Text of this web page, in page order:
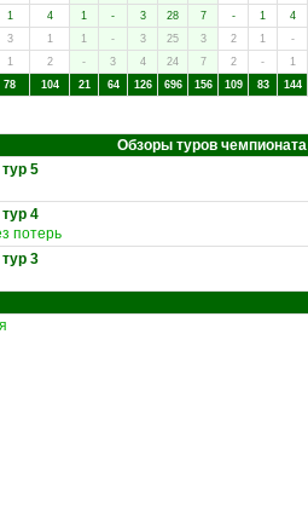
1 4 1 - 3 28 7 - 1 4
3 1 1 - 3 25 3 2 1 -
1 2 - 3 4 24 7 2 - 1
78 104 21 64 126 696 156 109 83 144
Обзоры туров чемпионата
5
4
потерь
3